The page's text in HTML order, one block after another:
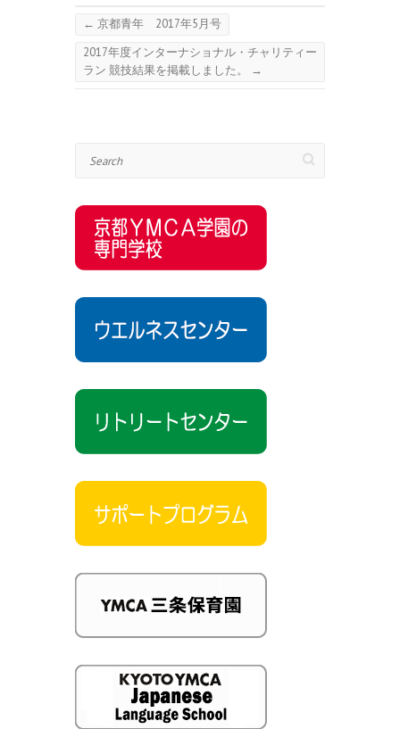
← 京都青年 2017年5月号
2017年度インターナショナル・チャリティー
ラン 競技結果を掲載しました。
→